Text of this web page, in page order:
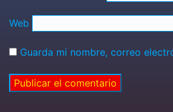
Web
Guarda mi nombre, correo